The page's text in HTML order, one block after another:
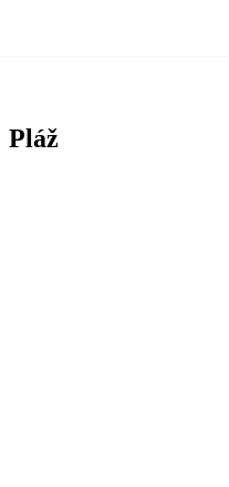
Pláž